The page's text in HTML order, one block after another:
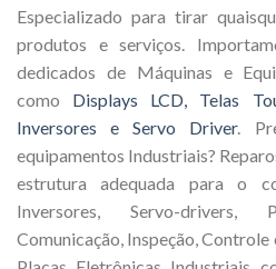
Especializado para tirar
produtos e serviços.
dedicados de Máquinas e
como Displays LCD, Telas
Inversores e Servo Driver.
equipamentos Industriais?
estrutura adequada para o
Inversores, Servo-drivers,
Comunicação, Inspeção,